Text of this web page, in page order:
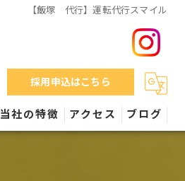
【飯塚 代行】運転代行スマイル
採用申込はこちら
当社の特徴 アクセス ブログ